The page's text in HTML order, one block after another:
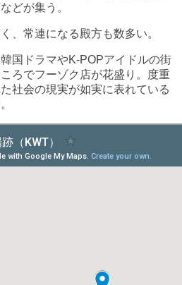
どが集う。
、常連になる殿方も数多い。
国ドラマやK-POPアイドルの街
ろでフーゾク店が花盛り。度重
社会の現実が如実に表れている